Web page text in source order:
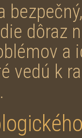
dôraz
a
vedú k